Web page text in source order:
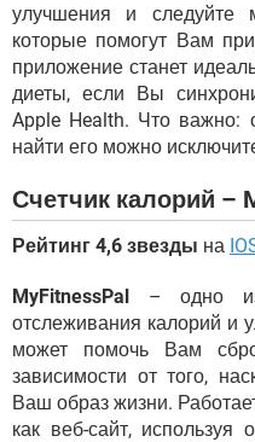
улучшения и следуйте
которые помогут Вам
приложение станет
диеты, если Вы
Apple Health. Что важно:
найти его можно
Счетчик калорий –
Рейтинг 4,6 звезды на
MyFitnessPal – одно
отслеживания калорий и
может помочь Вам
зависимости от того,
Ваш образ жизни.
как веб-сайт,